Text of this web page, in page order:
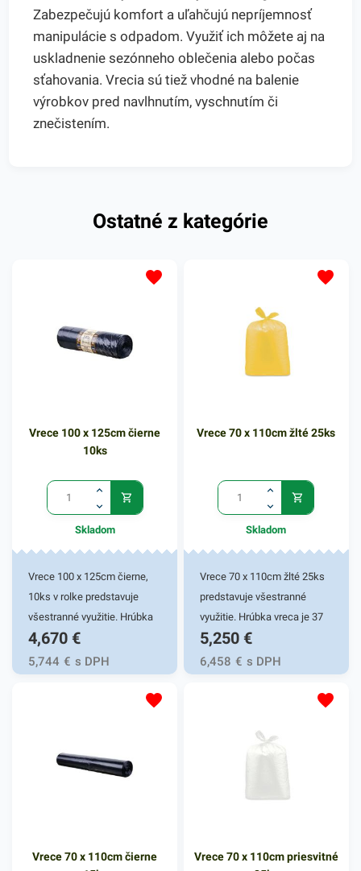
Zabezpečujú komfort a uľahčujú nepríjemnosť
manipulácie s odpadom. Využiť ich môžete aj na
uskladnenie sezónneho oblečenia alebo počas
sťahovania. Vrecia sú tiež vhodné na balenie
výrobkov pred navlhnutím, vyschnutím či
znečistením.
Ostatné z kategórie
Vrece 100 x 125cm čierne
10ks
Skladom
Vrece 100 x 125cm čierne,
10ks v rolke predstavuje
všestranné využitie. Hrúbka
vreca je 55 mikrónov.
Odpadkové vrecia 100 x
125cm sú vysoko flexibilné a
odolné. Vďaka elastickému
a to bez nežiaduceho
pretrhnutia. Vrecia majú
domácnosti, ako aj v rôznych
4,670 €
5,744 € s DPH
Vrece 70 x 110cm žlté 25ks
Skladom
Vrece 70 x 110cm žlté 25ks
predstavuje všestranné
využitie. Hrúbka vreca je 37
mikrónov. Vrecia sú vysoko
flexibilné a odolné. Vďaka
elastickému materiálu ľahko
pretrhnutia. Praktické vrecia
do košov či zberných nádob.
uľahčujú nepríjemnosť
uskladnenie sezónneho
5,250 €
6,458 € s DPH
Vrece 70 x 110cm čierne
Vrece 70 x 110cm priesvitné